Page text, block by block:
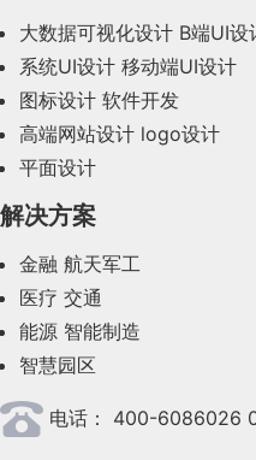
2023年10月(14)
2023年8月(88)
2023年7月(62)
2023年6月(58)
2023年5月(28)
2023年4月(47)
2023年3月(37)
大数据可视化设计 B端UI设
系统UI设计 移动端UI设计
图标设计 软件开发
高端网站设计 logo设计
平面设计
解决方案
金融 航天军工
医疗 交通
能源 智能制造
智慧园区
电话： 400-6086026